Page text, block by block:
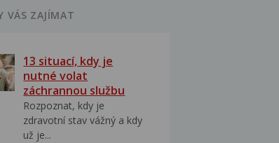
VÁS ZAJÍMAT
13 situací, kdy je
nutné volat
záchrannou službu
Rozpoznat, kdy je
zdravotní stav vážný a kdy
už je...